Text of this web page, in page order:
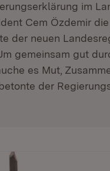
im
Cem Özdemir die
der neuen
gemeinsam gut
es Mut,
der